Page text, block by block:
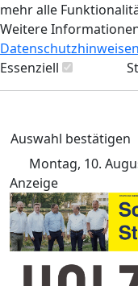
mehr alle
Weitere
Datenschutzhinweisen
Essenziell
Auswahl bestätigen
Montag, 10.
Anzeige